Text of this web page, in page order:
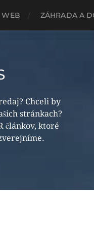
WEB ZÁHRADA A
Chceli by
stránkach?
článkov, ktoré